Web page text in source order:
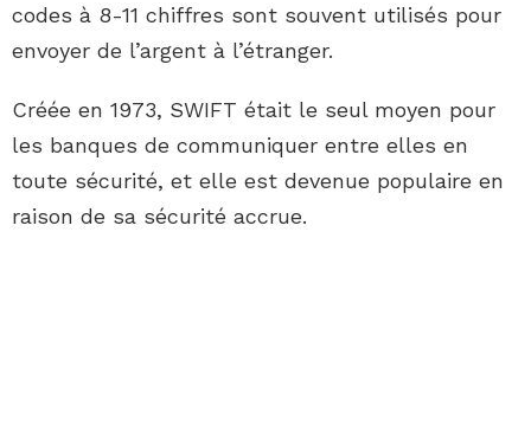
codes à 8-11 chiffres sont souvent utilisés pour
envoyer de l’argent à l’étranger.
Créée en 1973, SWIFT était le seul moyen pour
les banques de communiquer entre elles en
toute sécurité, et elle est devenue populaire en
raison de sa sécurité accrue.